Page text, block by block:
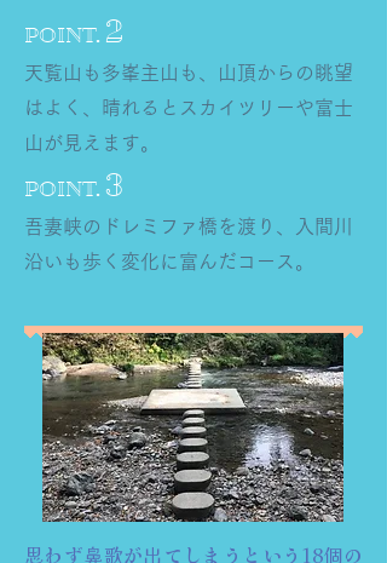
POINT. 2
天覧山も多峯主山も、山頂からの眺望
はよく、晴れるとスカイツリーや富士
山が見えます。
POINT. 3
吾妻峡のドレミファ橋を渡り、入間川
沿いも歩く変化に富んだコース。
思わず鼻歌が出てしまうという​18個の